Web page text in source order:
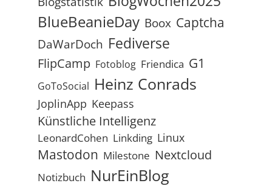
BlueBeanieDay Boox Captcha
DaWarDoch Fediverse
FlipCamp Fotoblog Friendica G1
GoToSocial Heinz Conrads
JoplinApp Keepass
Künstliche Intelligenz
LeonardCohen Linkding Linux
Mastodon Milestone Nextcloud
Notizbuch NurEinBlog